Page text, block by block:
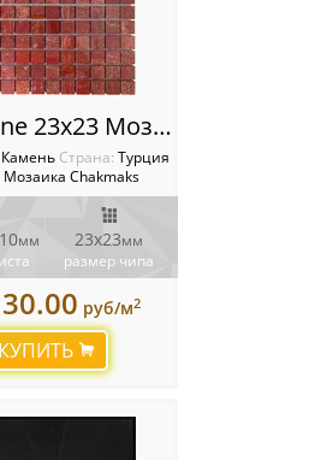
Red stone 23х23 Мозаика Chakmaks
Камень Cтрана: Турция
Мозаика Chakmaks
мм
23х23мм
размер чипа
руб/м2
КУПИТЬ